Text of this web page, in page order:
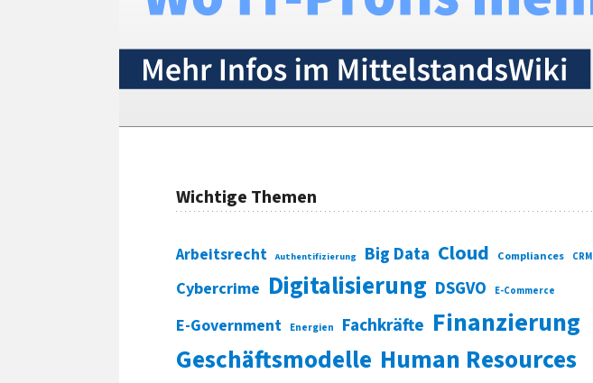
Wichtige Themen
Arbeitsrecht Authentifizierung Big Data Cloud Compliances CRM
Cybercrime Digitalisierung DSGVO E-Commerce
E-Government Energien Fachkräfte Finanzierung
Geschäftsmodelle Human Resources